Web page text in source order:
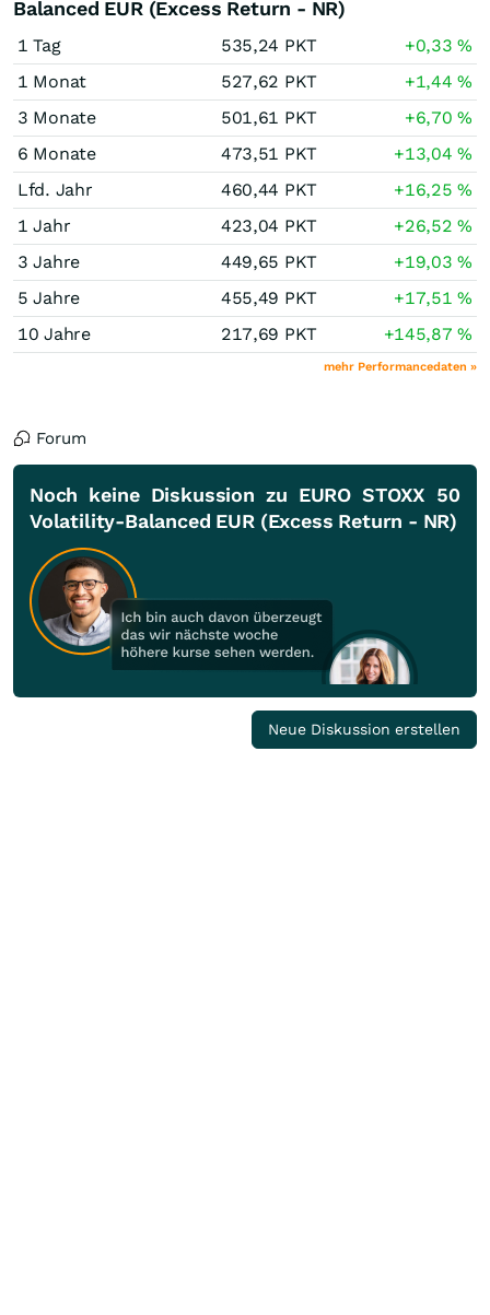
Balanced EUR (Excess Return - NR)
1 Tag 535,24 PKT +0,33%
1 Monat
527,62 PKT +1,44%
3 Monate
501,61 PKT +6,70%
6 Monate
473,51 PKT +13,04%
Lfd. Jahr
460,44 PKT +16,25%
1 Jahr
423,04 PKT +26,52%
3 Jahre
449,65 PKT +19,03%
5 Jahre
455,49 PKT +17,51%
10 Jahre
217,69 PKT +145,87%
mehr Performancedaten »
Forum
Noch keine Diskussion zu EURO STOXX 50
Volatility-Balanced EUR (Excess Return - NR)
Neue Diskussion erstellen